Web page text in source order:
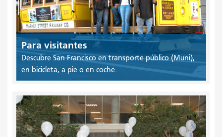
Para visitantes
Descubre San Francisco en transporte público (Muni),
en bicicleta, a pie o en coche.